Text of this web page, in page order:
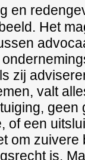
en
Het
zij
valt
of een
om
is.